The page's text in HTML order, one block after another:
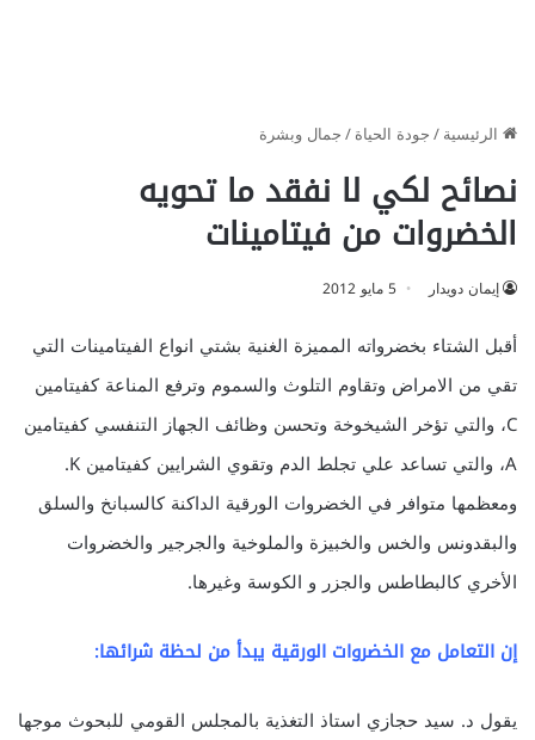
الرئيسية/جودة الحياة/جمال وبشرة
نصائح لكي لا نفقد ما تحويه
الخضروات من فيتامينات
إيمان دويدار 5 مايو 2012
أقبل الشتاء بخضرواته المميزة الغنية بشتي انواع الفيتامينات التي
تقي من الامراض وتقاوم التلوث والسموم وترفع المناعة كفيتامين
‏C، والتي تؤخر الشيخوخة وتحسن وظائف الجهاز التنفسي كفيتامين
‏A، والتي تساعد علي تجلط الدم وتقوي الشرايين كفيتامين ‏K.
ومعظمها متوافر في الخضروات الورقية الداكنة كالسبانخ والسلق
والبقدونس والخس والخبيزة والملوخية والجرجير والخضروات
الأخري كالبطاطس والجزر و الكوسة وغيرها.
إن التعامل مع الخضروات الورقية يبدأ من لحظة شرائها:
يقول د. سيد حجازي استاذ التغذية بالمجلس القومي للبحوث موجها